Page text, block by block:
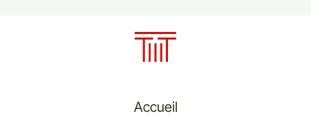
Accueil